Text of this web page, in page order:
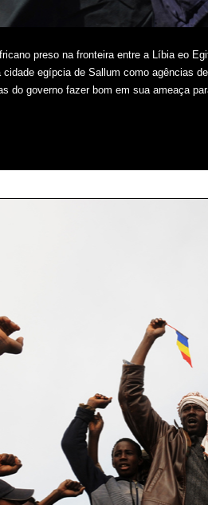
preso na fronteira entre a Líbia eo
cidade egípcia de Sallum como agências
do governo fazer bom em sua ameaça